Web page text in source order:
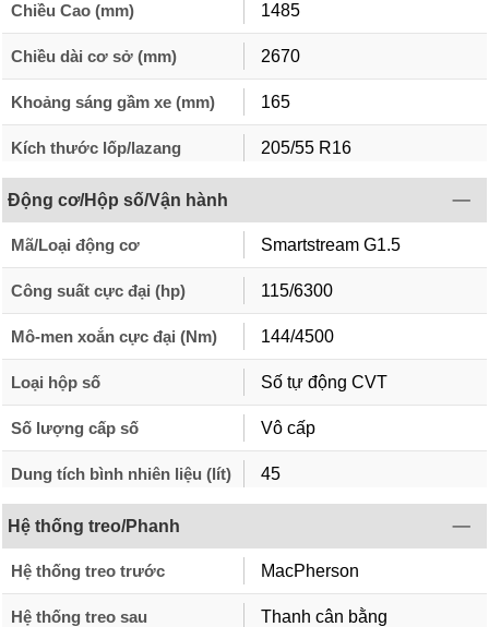
Chiều Cao (mm) 1485
Chiều dài cơ sở (mm) 2670
Khoảng sáng gầm xe (mm) 165
Kích thước lốp/lazang 205/55 R16
Động cơ/Hộp số/Vận hành
Mã/Loại động cơ Smartstream G1.5
Công suất cực đại (hp) 115/6300
Mô-men xoắn cực đại (Nm) 144/4500
Loại hộp số Số tự động CVT
Số lượng cấp số Vô cấp
Dung tích bình nhiên liệu (lít) 45
Hệ thống treo/Phanh
Hệ thống treo trước MacPherson
Hệ thống treo sau Thanh cân bằng